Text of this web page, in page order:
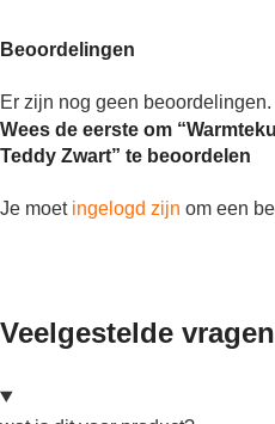
Beoordelingen
Er zijn nog geen beoordelingen.
Wees de eerste om
Teddy Zwart” te beoordelen
Je moet ingelogd zijn om een
Veelgestelde